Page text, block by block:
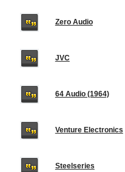
Zero Audio
JVC
64 Audio (1964)
Venture Electronics
Steelseries